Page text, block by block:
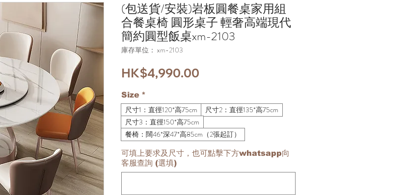
(包送貨/安裝)岩板圓餐桌家用組
合餐桌椅 圓形桌子 輕奢高端現代
簡約圓型飯桌xm-2103
庫存單位： xm-2103
HK$4,990.00
Size *
尺寸1：直徑120*高75cm
尺寸2：直徑135*高75cm
尺寸3：直徑150*高75cm
餐椅：闊46*深47*高85cm（2張起訂）
可填上要求及尺寸，也可點擊下方whatsapp向
客服查詢 (選填)